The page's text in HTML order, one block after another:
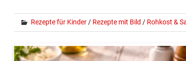
Rezepte für Kinder/ Rezepte mit Bild / Rohkost &